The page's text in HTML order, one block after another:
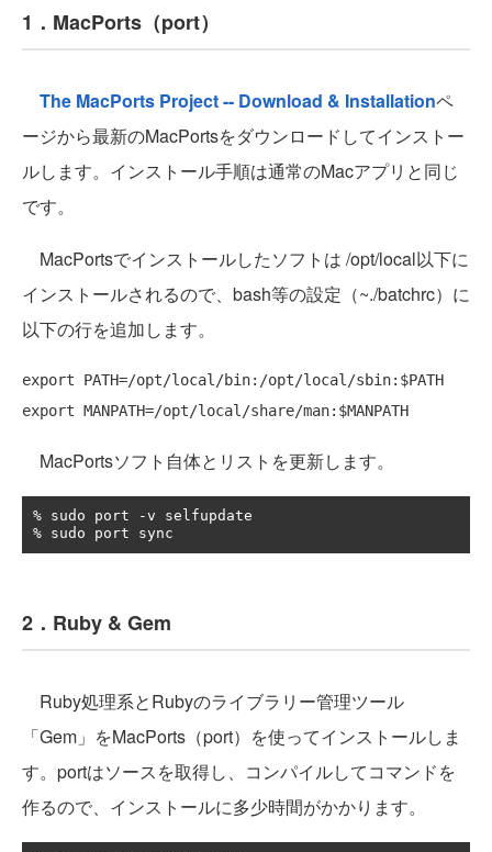
1．MacPorts（port）
The MacPorts Project -- Download & Installationペ
ージから最新のMacPortsをダウンロードしてインストー
ルします。インストール手順は通常のMacアプリと同じ
です。
MacPortsでインストールしたソフトは /opt/local以下に
インストールされるので、bash等の設定（~./batchrc）に
以下の行を追加します。
export PATH=/opt/local/bin:/opt/local/sbin:$PATH
MacPortsソフト自体とリストを更新します。
% sudo port -
% sudo port sync
2．Ruby & Gem
Ruby処理系とRubyのライブラリー管理ツール
「Gem」をMacPorts（port）を使ってインストールしま
す。portはソースを取得し、コンパイルしてコマンドを
作るので、インストールに多少時間がかかります。